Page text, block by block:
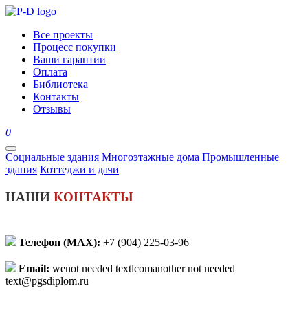
Все проекты
Процесс покупки
Ваши гарантии
Оплата
Библиотека
Контакты
Отзывы
0
Социальные здания Многоэтажные дома Промышленные
здания Коттеджи и дачи
НАШИ КОНТАКТЫ
Телефон (MАХ): +7 (904) 225-03-96
Email: wenot needed textlcomanother not needed
text@pgsdiplom.ru